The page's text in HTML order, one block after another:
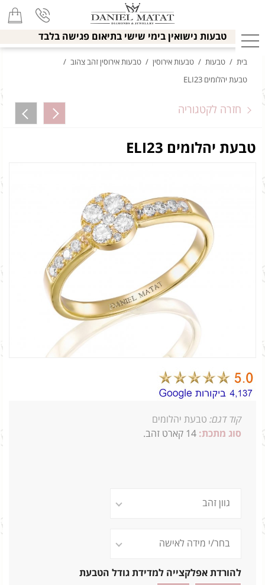
טבעות נישואין בימי שישי בתיאום פגישה בלבד
בית / טבעות / טבעות אירוסין / טבעות אירוסין זהב צהוב /
טבעת יהלומים ELI23
חזרה לקטגוריה
טבעת יהלומים ELI23
קוד דגם: טבעת יהלומים
סוג מתכת: 14 קארט זהב.
להורדת אפלקצייה למדידת גודל הטבעת